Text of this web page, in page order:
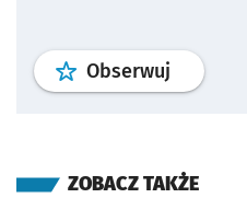
Obserwuj profil
ZOBACZ TAKŻE